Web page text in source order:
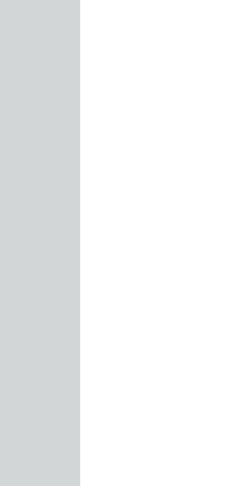
Vermiete doch